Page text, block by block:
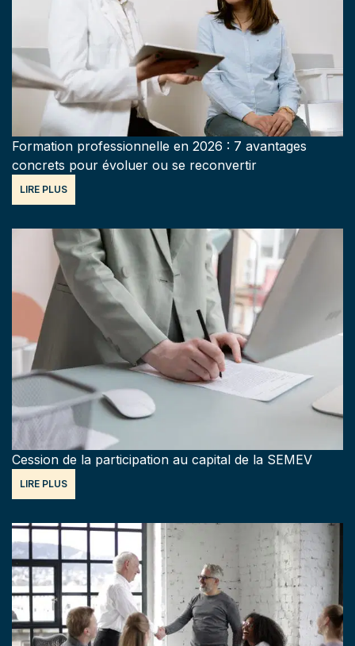
Formation professionnelle en 2026 : 7 avantages
concrets pour évoluer ou se reconvertir
LIRE PLUS
Cession de la participation au capital de la SEMEV
LIRE PLUS